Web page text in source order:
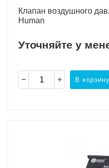
Клапан воздушного
Human
Уточняйте у
В корзину